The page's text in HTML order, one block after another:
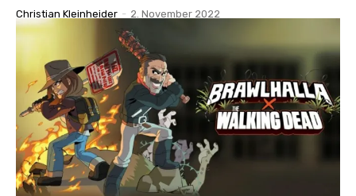
Christian Kleinheider - 2. November 2022